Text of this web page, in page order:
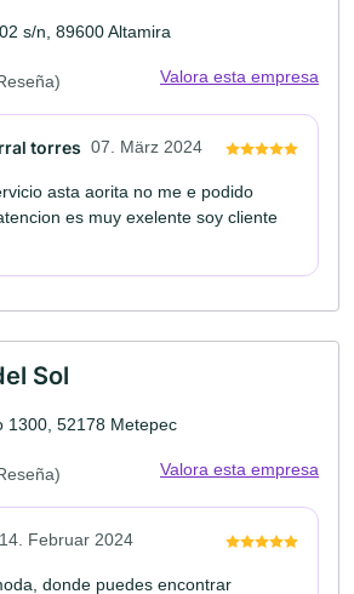
s/n, 89600 Altamira
Valora esta empresa
torres 07. März 2024
asta aorita no me e podido
es muy exelente soy cliente
Sol
1300, 52178 Metepec
Valora esta empresa
14. Februar 2024
donde puedes encontrar